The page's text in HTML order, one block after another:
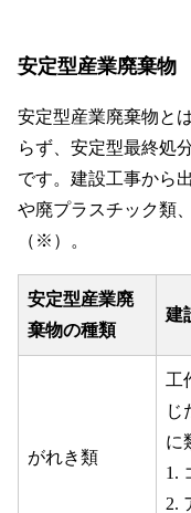
安定型産業廃棄物
安定型産業廃棄物と
らず、安定型最終処
です。建設工事から
や廃プラスチック類
（※）。
安定型産業廃
棄物の種類
建
がれき類
工
じ
に
1.
2.